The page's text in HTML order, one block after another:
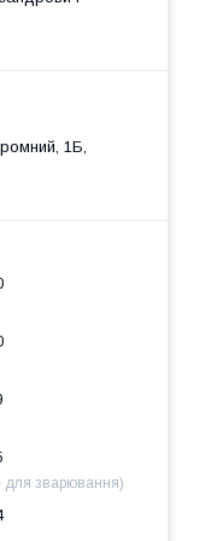
1Б,
для зварювання)